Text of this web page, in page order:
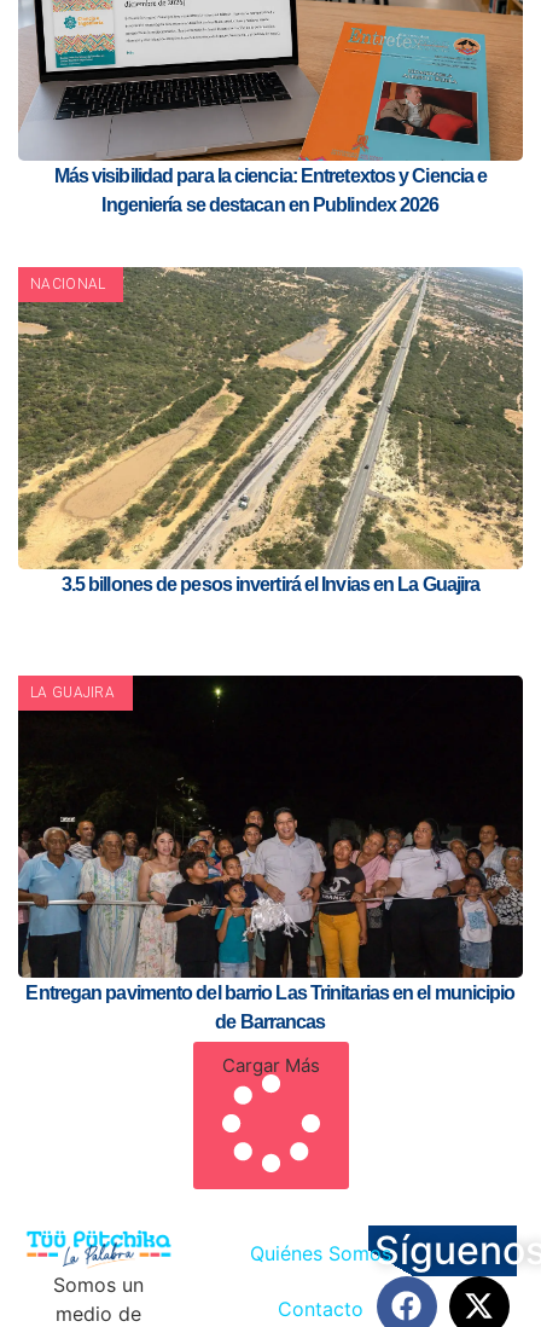
Más visibilidad para la ciencia: Entretextos y Ciencia e
Ingeniería se destacan en Publindex 2026
NACIONAL
3.5 billones de pesos invertirá el Invias en La Guajira
LA GUAJIRA
Entregan pavimento del barrio Las Trinitarias en el municipio
de Barrancas
Cargar Más
Somos un
medio de
Quiénes Somos
Contacto